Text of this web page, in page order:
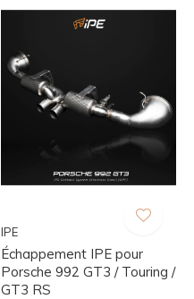
IPE
Échappement IPE pour
Porsche 992 GT3 / Touring /
GT3 RS